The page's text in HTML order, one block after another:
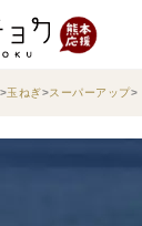
玉ねぎ スーパーアップ